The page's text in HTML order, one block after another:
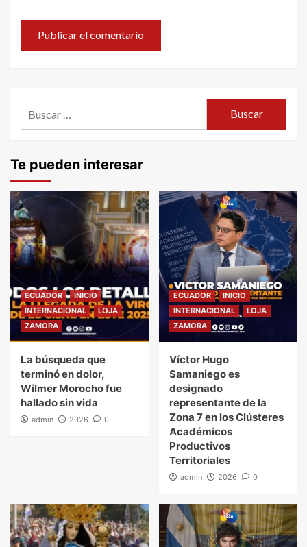
Te pueden interesar
ECUADOR
INICIO
INTERNACIONAL
LOJA
ZAMORA
La búsqueda que
terminó en dolor,
Wilmer Morocho fue
hallado sin vida
admin 2026 0
ECUADOR
INICIO
INTERNACIONAL
LOJA
ZAMORA
Víctor Hugo
Samaniego es
designado
representante de la
Zona 7 en los Clústeres
Académicos
Productivos
Territoriales
admin 2026 0